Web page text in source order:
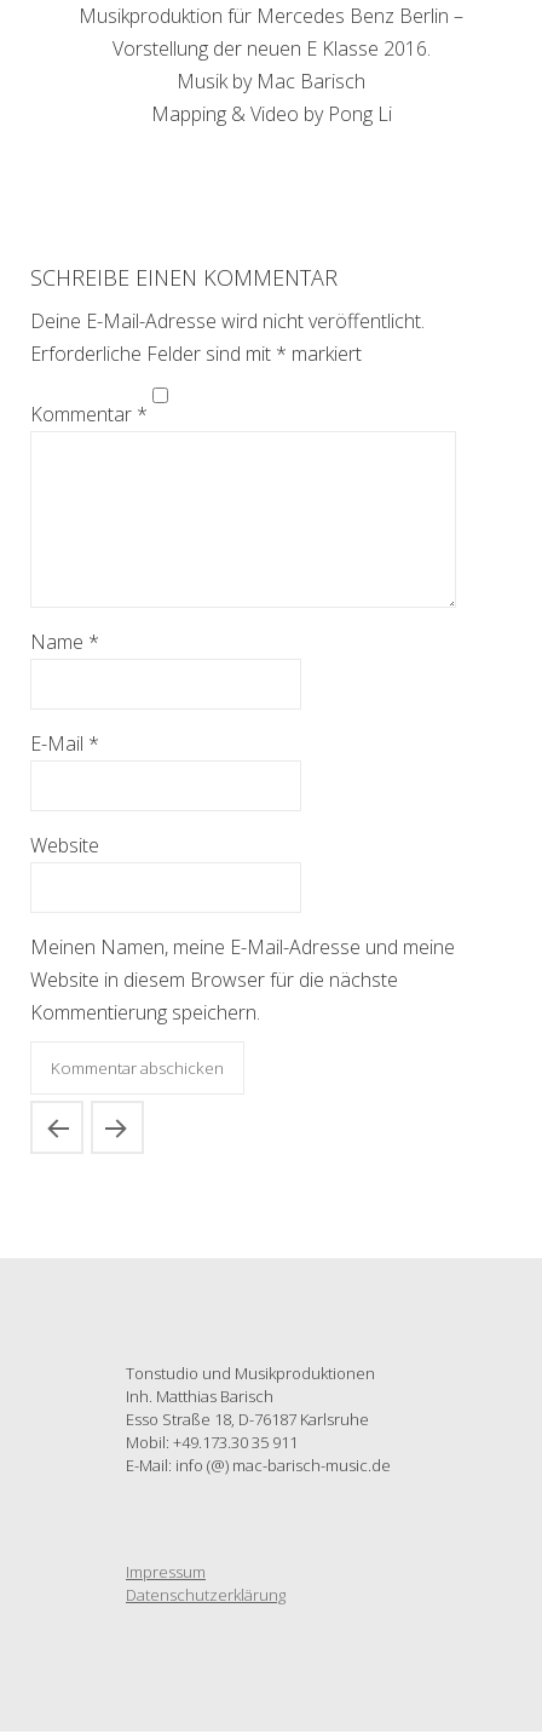
Musikproduktion für Mercedes Benz Berlin –
Vorstellung der neuen E Klasse 2016.
Musik by Mac Barisch
Mapping & Video by Pong Li
SCHREIBE EINEN KOMMENTAR
Deine E-Mail-Adresse wird nicht veröffentlicht.
Erforderliche Felder sind mit * markiert
Kommentar *
Name *
E-Mail *
Website
Meinen Namen, meine E-Mail-Adresse und meine
Website in diesem Browser für die nächste
Kommentierung speichern.
Tonstudio und Musikproduktionen
Inh. Matthias Barisch
Esso Straße 18, D-76187 Karlsruhe
Mobil: +49.173.30 35 911
E-Mail: info (@) mac-barisch-music.de
Impressum
Datenschutzerklärung